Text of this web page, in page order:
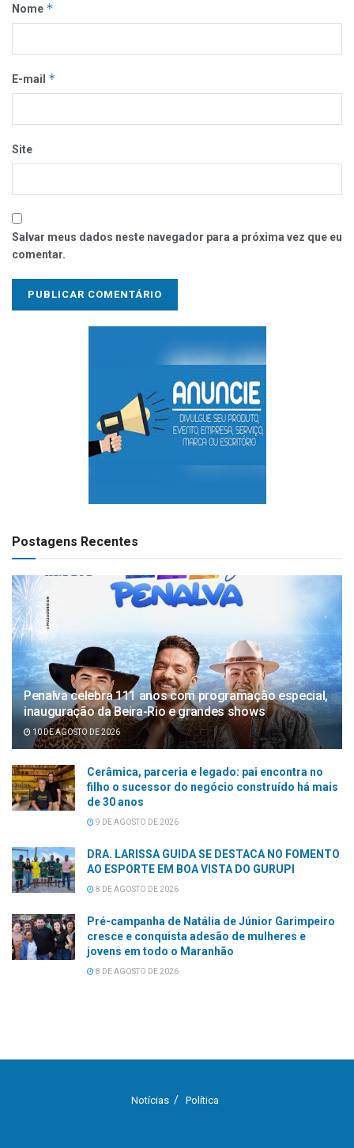
Nome *
E-mail *
Site
Salvar meus dados neste navegador para a próxima vez que eu
comentar.
Postagens Recentes
Penalva celebra 111 anos com programação especial,
inauguração da Beira-Rio e grandes shows
10 DE AGOSTO DE 2026
Cerâmica, parceria e legado: pai encontra no
filho o sucessor do negócio construído há mais
de 30 anos
9 DE AGOSTO DE 2026
DRA. LARISSA GUIDA SE DESTACA NO FOMENTO
AO ESPORTE EM BOA VISTA DO GURUPI
8 DE AGOSTO DE 2026
Pré-campanha de Natália de Júnior Garimpeiro
cresce e conquista adesão de mulheres e
jovens em todo o Maranhão
8 DE AGOSTO DE 2026
Notícias Política